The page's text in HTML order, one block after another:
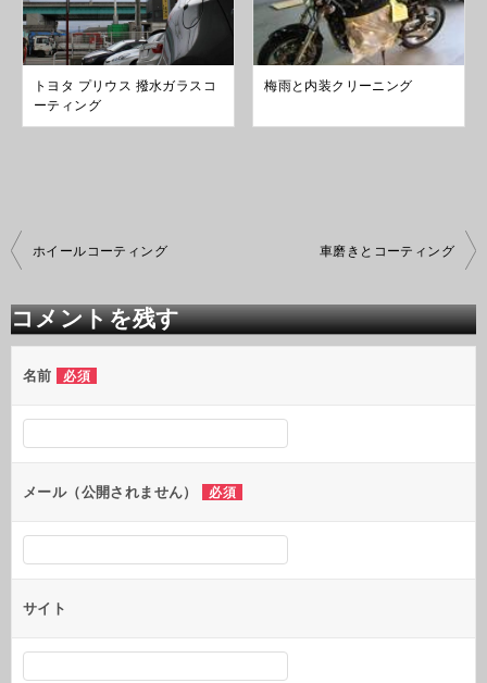
トヨタ プリウス 撥水ガラスコ
ーティング
梅雨と内装クリーニング
投
稿
ビ
ゲ
ー
シ
ン
ホイールコーティング 車磨きとコーティング
コメントを残す
名前 必須
メール（公開されません） 必須
サイト